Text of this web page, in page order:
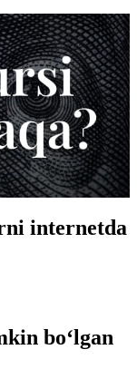
internetda
bo‘lgan